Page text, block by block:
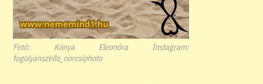
Fotó: Kónya Eleonóra Instagram:
fogolyanszello_norcsiphoto